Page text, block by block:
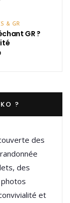
& GR
GR ?
?
des
des
et